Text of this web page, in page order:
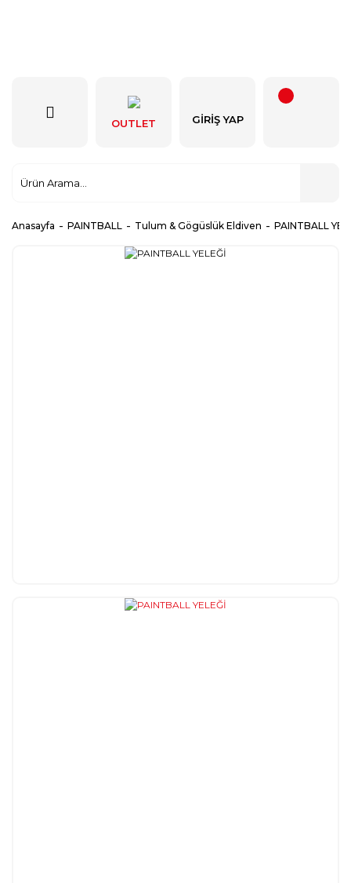
OUTLET GIRIŞ YAP
Anasayfa PAINTBALL Tulum & Gögüslük Eldiven PAINTBALL